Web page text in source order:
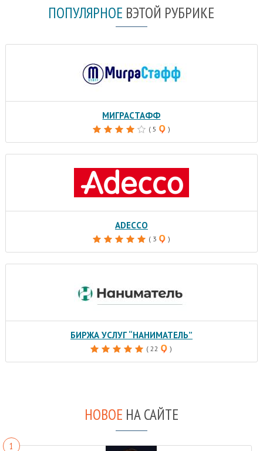
ПОПУЛЯРНОЕ ВЭТОЙ РУБРИКЕ
МИГРАСТАФФ
( 5 )
ADECCO
( 3 )
БИРЖА УСЛУГ “НАНИМАТЕЛЬ”
( 22 )
НОВОЕ НА САЙТЕ